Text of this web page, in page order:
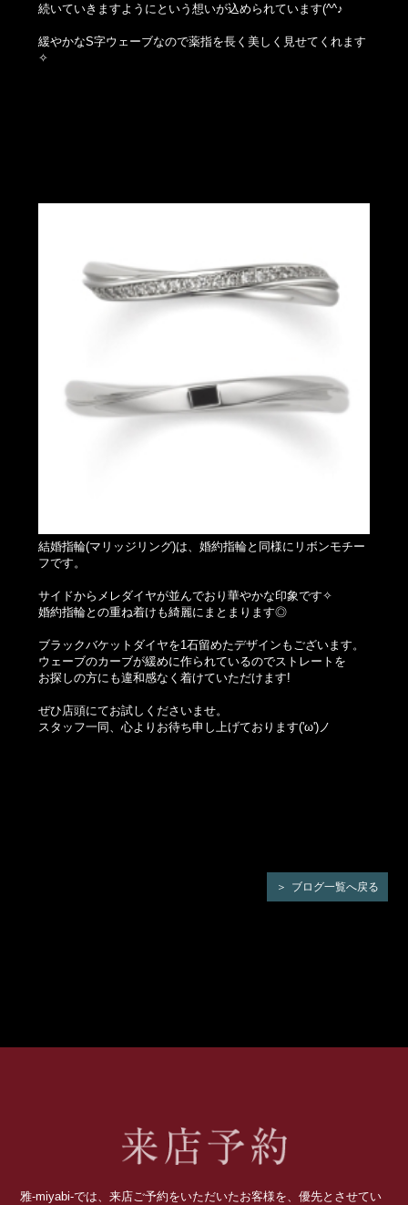
続いていきますようにという想いが込められています(^^♪
緩やかなS字ウェーブなので薬指を長く美しく見せてくれます
✧
結婚指輪(マリッジリング)は、婚約指輪と同様にリボンモチー
フです。
サイドからメレダイヤが並んでおり華やかな印象です✧
婚約指輪との重ね着けも綺麗にまとまります◎
ブラックバケットダイヤを1石留めたデザインもございます。
ウェーブのカーブが緩めに作られているのでストレートを
お探しの方にも違和感なく着けていただけます!
ぜひ店頭にてお試しくださいませ。
スタッフ一同、心よりお待ち申し上げております('ω')ノ
ブログ一覧へ戻る
雅-miyabi-では、来店ご予約をいただいたお客様を、優先とさせてい